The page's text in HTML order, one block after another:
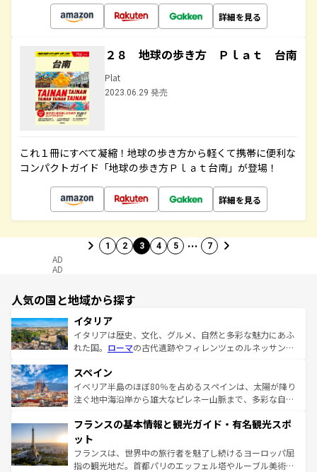
詳細を見る
２８ 地球の歩き方 Ｐｌａｔ 台南
Plat
2023.06.29 発売
これ１冊にすべて凝縮！地球の歩き方から軽くて携帯に便利な
コンパクトガイド「地球の歩き方Ｐｌａｔ台南」が登場！
詳細を見る
1 2 3 4 5 … 7
AD
AD
人気の国と地域から探す
イタリア
イタリアは歴史、文化、グルメ、自然と多彩な魅力にあふ
れた国。 ローマの古代遺跡やフィレンツェのルネッサンス
ろん、トスカーナの美しい田園風景やアマルフィ海岸の絶
景など、自然景観も見逃せない。観光の合間には、本場の
ピザやパスタなど、絶品のイタリア料理を堪能することも
ませてくれるイタリアで、忘れられない旅をしてみよう！
なお、新着のイタリア情報は
しい。
スペイン
イベリア半島のほぼ80％を占めるスペインは、太陽が降り
注ぐ地中海沿岸から雄大なピレネー山脈まで、多彩な自然
文化が根付くこの国では、情熱的なフラメンコ、熱気あふ
れる闘牛、そして美味しいタパスが生活の一部となってい
る。首都マドリードの洗練された雰囲気や、バルセロナの
アートに溢れた街角から、地方では古代ローマ遺跡や中世
フランスの基本情報と観光ガイド・有名観光スポ
ット
フランスは、世界中の旅行者を魅了し続けるヨーロッパ屈
指の観光地だ。首都パリのエッフェル塔やルーブル美術館